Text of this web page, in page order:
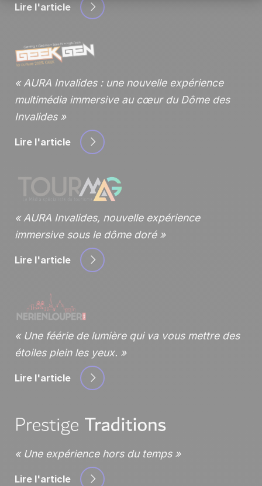
Lire l'article
AURA Invalides : une nouvelle expérience
multimédia immersive au cœur du Dôme des
Invalides
Lire l'article
AURA Invalides, nouvelle expérience
immersive sous le dôme doré
Lire l'article
Une féérie de lumière qui va vous mettre des
étoiles plein les yeux.
Lire l'article
Une expérience hors du temps
Lire l'article